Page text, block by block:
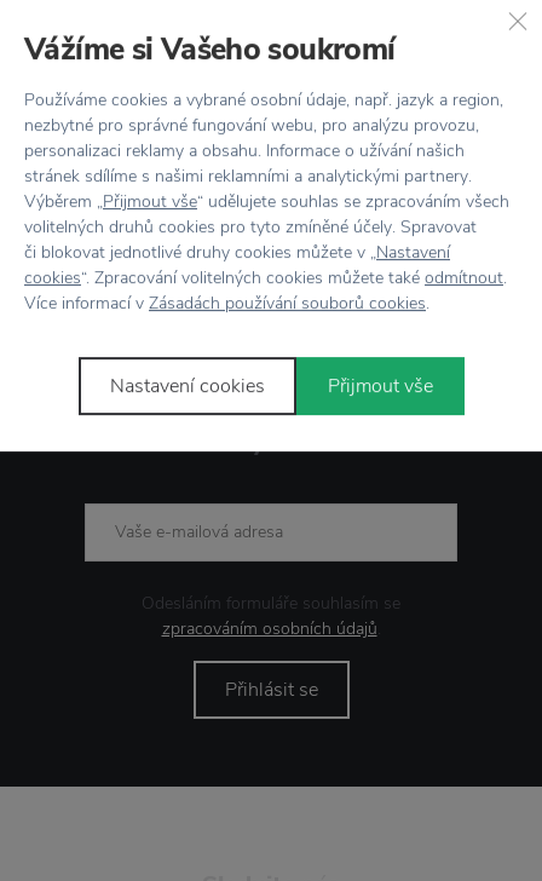
7500+ produktůna výběr
Showroomve Zlíně
Stojí zapozornost
Odesláním formuláře souhlasím se
zpracováním osobních údajů.
Přihlásit se
Vážíme si Vašeho soukromí
Používáme cookies a vybrané osobní údaje, např. jazyk a region,
nezbytné pro správné fungování webu, pro analýzu provozu,
personalizaci reklamy a obsahu. Informace o užívání našich
stránek sdílíme s našimi reklamními a analytickými partnery.
Výběrem „Přijmout vše“ udělujete souhlas se zpracováním všech
volitelných druhů cookies pro tyto zmíněné účely. Spravovat
či blokovat jednotlivé druhy cookies můžete v „Nastavení
cookies“. Zpracování volitelných cookies můžete také odmítnout.
Více informací v Zásadách používání souborů cookies.
Nastavení cookies Přijmout vše